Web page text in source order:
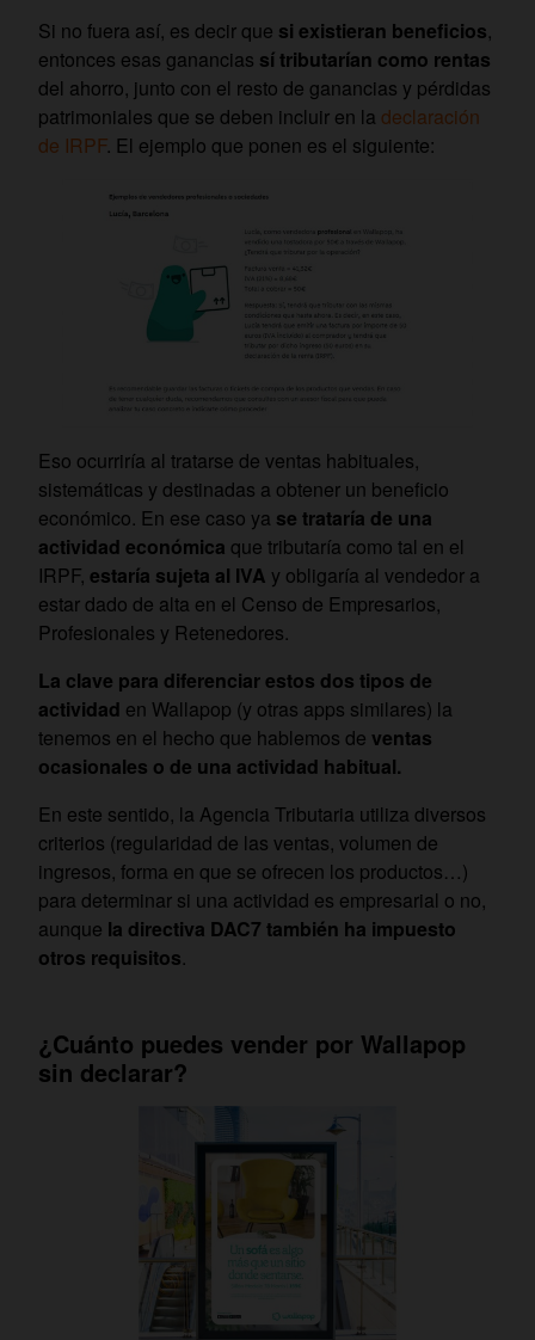
Si no fuera así, es decir que si existieran beneficios,
entonces esas ganancias sí tributarían como rentas
del ahorro, junto con el resto de ganancias y pérdidas
patrimoniales que se deben incluir en la declaración
de IRPF. El ejemplo que ponen es el siguiente:
Eso ocurriría al tratarse de ventas habituales,
sistemáticas y destinadas a obtener un beneficio
económico. En ese caso ya se trataría de una
actividad económica que tributaría como tal en el
IRPF, estaría sujeta al IVA y obligaría al vendedor a
estar dado de alta en el Censo de Empresarios,
Profesionales y Retenedores.
La clave para diferenciar estos dos tipos de
actividad en Wallapop (y otras apps similares) la
tenemos en el hecho que hablemos de ventas
ocasionales o de una actividad habitual.
En este sentido, la Agencia Tributaria utiliza diversos
criterios (regularidad de las ventas, volumen de
ingresos, forma en que se ofrecen los productos…)
para determinar si una actividad es empresarial o no,
aunque la directiva DAC7 también ha impuesto
otros requisitos.
¿Cuánto puedes vender por Wallapop
sin declarar?